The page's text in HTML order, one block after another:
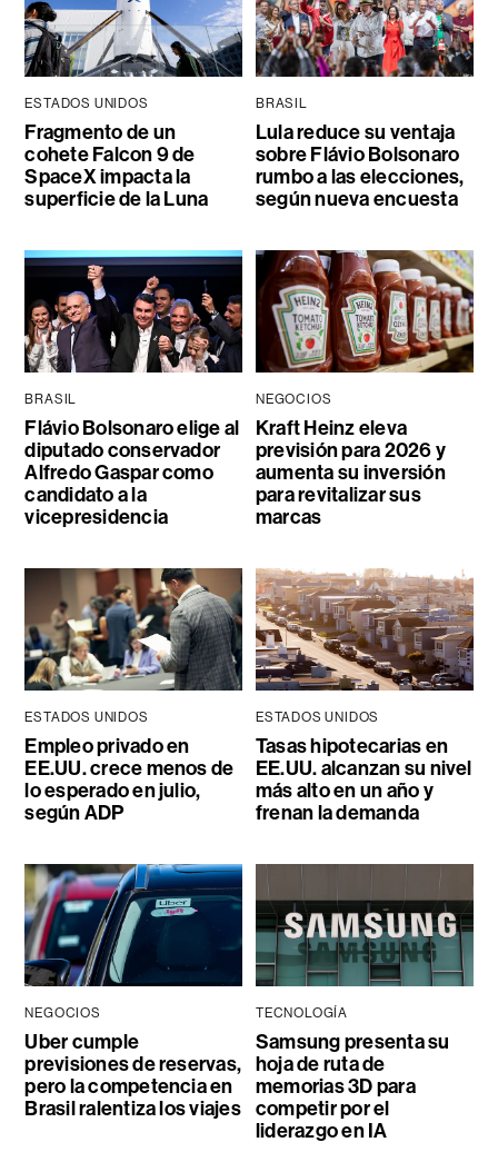
ESTADOS UNIDOS
Fragmento de un
cohete Falcon 9 de
SpaceX impacta la
superficie de la Luna
BRASIL
Lula reduce su ventaja
sobre Flávio Bolsonaro
rumbo a las elecciones,
según nueva encuesta
BRASIL
Flávio Bolsonaro elige al
diputado conservador
Alfredo Gaspar como
candidato a la
vicepresidencia
NEGOCIOS
Kraft Heinz eleva
previsión para 2026 y
aumenta su inversión
para revitalizar sus
marcas
ESTADOS UNIDOS
Empleo privado en
EE.UU. crece menos de
lo esperado en julio,
según ADP
ESTADOS UNIDOS
Tasas hipotecarias en
EE.UU. alcanzan su nivel
más alto en un año y
frenan la demanda
NEGOCIOS
Uber cumple
previsiones de reservas,
pero la competencia en
Brasil ralentiza los viajes
TECNOLOGÍA
Samsung presenta su
hoja de ruta de
memorias 3D para
competir por el
liderazgo en IA